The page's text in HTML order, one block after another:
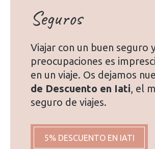
Seguros
Viajar con un buen seguro
preocupaciones es
en un viaje. Os dejamos
de Descuento en Iati, el
seguro de viajes.
5% DESCUENTO EN IATI